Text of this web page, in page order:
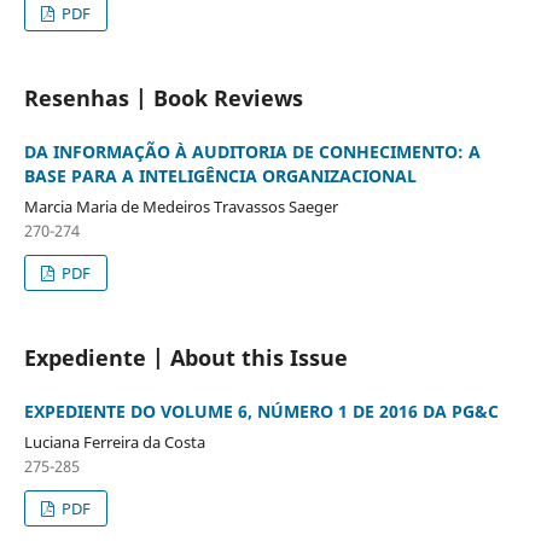
PDF
Resenhas | Book Reviews
DA INFORMAÇÃO À AUDITORIA DE CONHECIMENTO: A
BASE PARA A INTELIGÊNCIA ORGANIZACIONAL
Marcia Maria de Medeiros Travassos Saeger
270-274
PDF
Expediente | About this Issue
EXPEDIENTE DO VOLUME 6, NÚMERO 1 DE 2016 DA PG&C
Luciana Ferreira da Costa
275-285
PDF